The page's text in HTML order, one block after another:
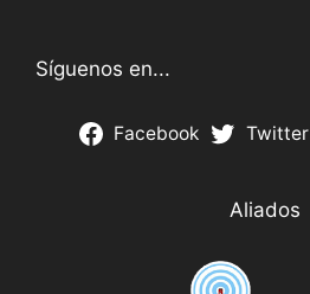
Síguenos en...
Facebook Twitter
Aliados